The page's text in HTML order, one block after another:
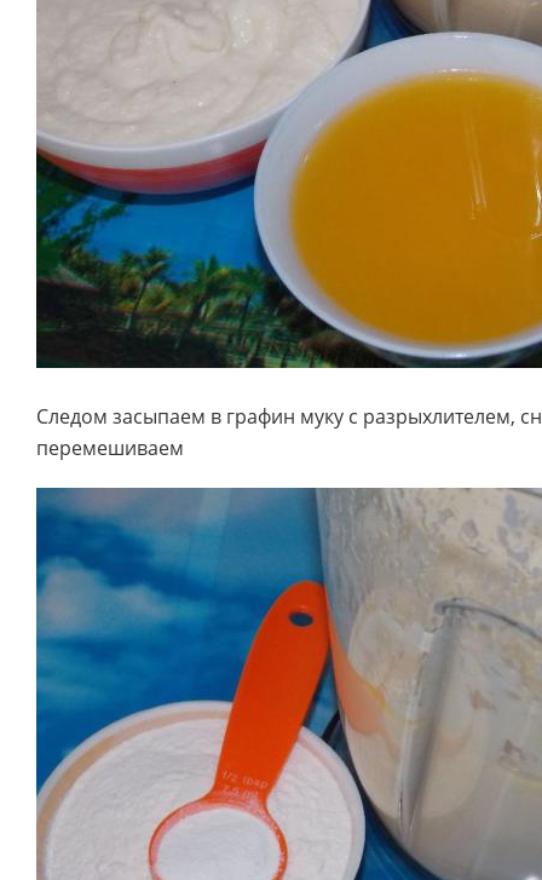
Следом засыпаем в графин муку с разрыхлителем,
перемешиваем